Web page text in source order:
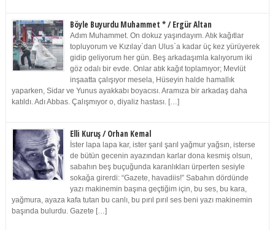
Böyle Buyurdu Muhammet * / Ergür Altan
Adım Muhammet. On dokuz yaşındayım. Atık kağıtlar
topluyorum ve Kızılay`dan Ulus`a kadar üç kez yürüyerek
gidip geliyorum her gün. Beş arkadaşımla kalıyorum iki
göz odalı bir evde. Onlar atık kağıt toplamıyor; Mevlüt
inşaatta çalışıyor mesela, Hüseyin halde hamallık
yaparken, Sidar ve Yunus ayakkabı boyacısı. Aramıza bir arkadaş daha
katıldı. Adı Abbas. Çalışmıyor o, diyaliz hastası. […]
Elli Kuruş / Orhan Kemal
İster lapa lapa kar, ister şarıl şarıl yağmur yağsın, isterse
de bütün gecenin ayazından karlar dona kesmiş olsun,
sabahın beş buçuğunda karanlıkları ürperten sesiyle
sokağa girerdi: “Gazete, havadiis!” Sabahın dördünde
yazı makinemin başına geçtiğim için, bu ses, bu kara,
yağmura, ayaza kafa tutan bu canlı, bu pırıl pırıl ses beni yazı makinemin
başında bulurdu. Gazete […]